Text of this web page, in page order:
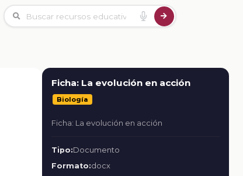
Ficha: La evolución en acción
Biología
Ficha: La evolución en acción
Tipo:Documento
Formato:docx